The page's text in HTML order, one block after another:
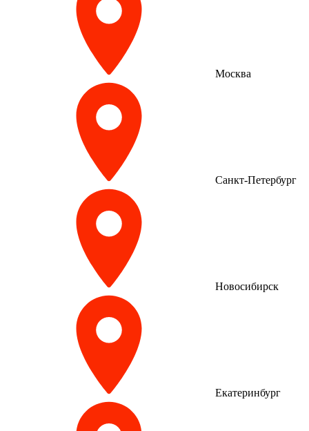
Москва
Санкт-Петербург
Новосибирск
Екатеринбург